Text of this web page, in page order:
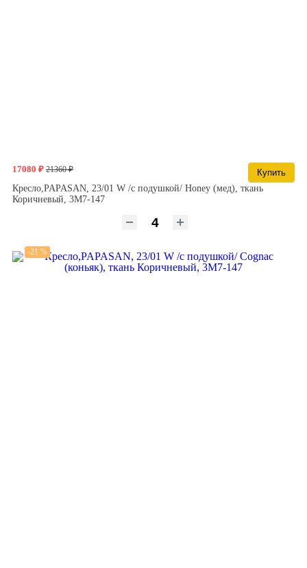
17080 ₽ 21360 ₽
Купить
Кресло,PAPASAN, 23/01 W /с подушкой/ Honey (мед), ткань
Коричневый, 3М7-147
-21 %